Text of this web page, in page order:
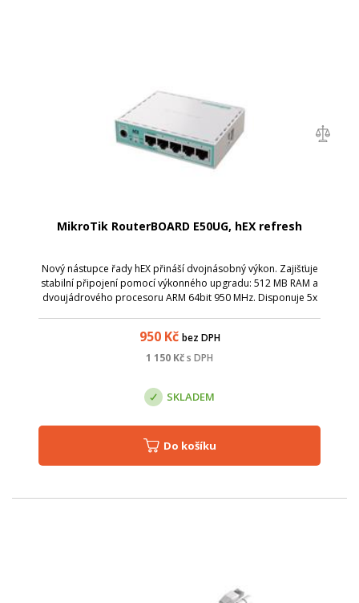
MikroTik RouterBOARD E50UG, hEX refresh
Nový nástupce řady hEX přináší dvojnásobný výkon. Zajišťuje
stabilní připojení pomocí výkonného upgradu: 512 MB RAM a
dvoujádrového procesoru ARM 64bit 950 MHz. Disponuje 5x
950Kč bez DPH
1 150 Kčs DPH
SKLADEM
Do košíku